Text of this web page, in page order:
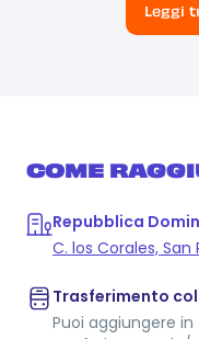
Leggi
COME
Repubblica
C. los Corales,
Trasferimento
Puoi aggiungere